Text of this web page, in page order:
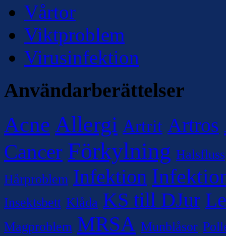
Vårtor
Viktproblem
Virusinfektion
Användarberättelser
Acne Allergi Artrit Artros
Cancer Förkylning Halsfluss
Hårproblem Infektion
Insektsbett Klåda KS till DJur
Magproblem MRSA Munblåsor